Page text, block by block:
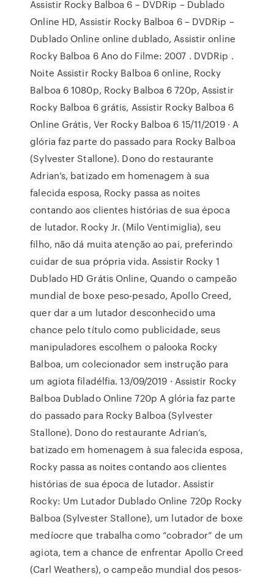
Assistir Rocky Balboa 6 – DVDRip – Dublado
Online HD, Assistir Rocky Balboa 6 – DVDRip –
Dublado Online online dublado, Assistir online
Rocky Balboa 6 Ano do Filme: 2007 . DVDRip .
Noite Assistir Rocky Balboa 6 online, Rocky
Balboa 6 1080p, Rocky Balboa 6 720p, Assistir
Rocky Balboa 6 grátis, Assistir Rocky Balboa 6
Online Grátis, Ver Rocky Balboa 6 15/11/2019 · A
glória faz parte do passado para Rocky Balboa
(Sylvester Stallone). Dono do restaurante
Adrian’s, batizado em homenagem à sua
falecida esposa, Rocky passa as noites
contando aos clientes histórias de sua época
de lutador. Rocky Jr. (Milo Ventimiglia), seu
filho, não dá muita atenção ao pai, preferindo
cuidar de sua própria vida. Assistir Rocky 1
Dublado HD Grátis Online, Quando o campeão
mundial de boxe peso-pesado, Apollo Creed,
quer dar a um lutador desconhecido uma
chance pelo título como publicidade, seus
manipuladores escolhem o palooka Rocky
Balboa, um colecionador sem instrução para
um agiota filadélfia. 13/09/2019 · Assistir Rocky
Balboa Dublado Online 720p A glória faz parte
do passado para Rocky Balboa (Sylvester
Stallone). Dono do restaurante Adrian’s,
batizado em homenagem à sua falecida esposa,
Rocky passa as noites contando aos clientes
histórias de sua época de lutador. Assistir
Rocky: Um Lutador Dublado Online 720p Rocky
Balboa (Sylvester Stallone), um lutador de boxe
medíocre que trabalha como “cobrador” de um
agiota, tem a chance de enfrentar Apollo Creed
(Carl Weathers), o campeão mundial dos pesos-